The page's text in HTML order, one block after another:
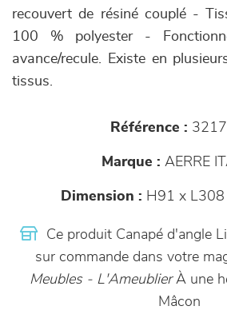
recouvert de résiné couplé -
100 % polyester -
avance/recule. Existe en
tissus.
Référence :
Marque : AERRE
Dimension : H91 x
Ce produit Canapé d'angle
sur commande dans votre
Meubles - L'AmeublierÀ une
Mâcon